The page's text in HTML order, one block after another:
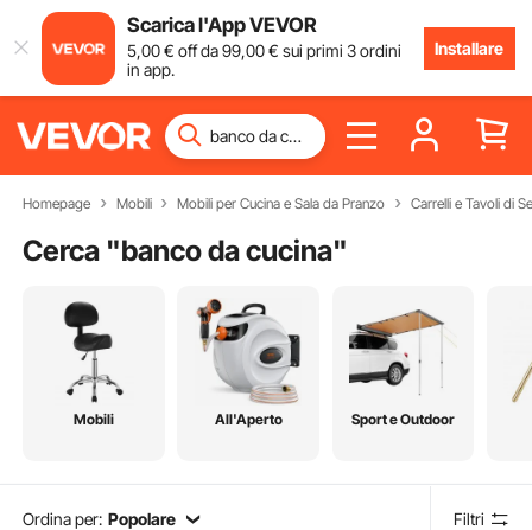
Scarica l'App VEVOR
5,00€ off da99,00€ sui primi 3 ordini
in app.
Installare
Homepage Mobili Mobili per Cucina e Sala da Pranzo Carrelli e Tavoli di
Cerca "banco da cucina"
Mobili All'Aperto Sport e Outdoor
Ordina per: Popolare Filtri